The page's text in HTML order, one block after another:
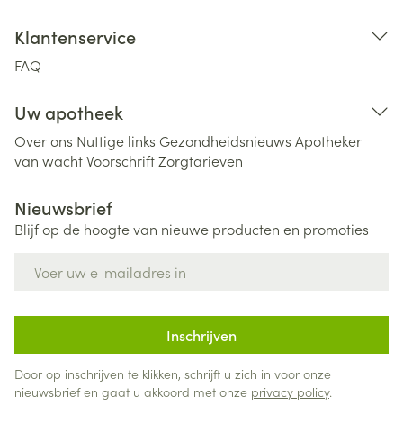
Klantenservice
FAQ
Uw apotheek
Over ons Nuttige links Gezondheidsnieuws Apotheker
van wachtVoorschriftZorgtarieven
Nieuwsbrief
Blijf op de hoogte van nieuwe producten en promoties
Inschrijven
Door op inschrijven te klikken, schrijft u zich in voor onze
nieuwsbrief en gaat u akkoord met onze privacy policy.